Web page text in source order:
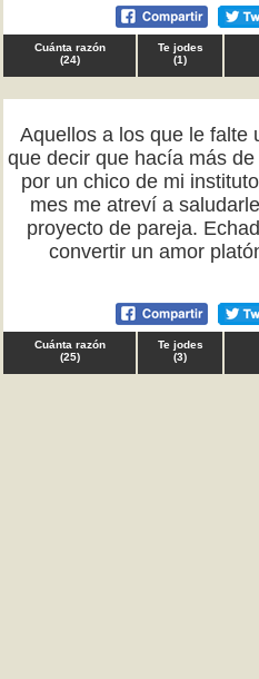
Cuánta razón
(24)
Te jodes
(1)
Aquellos a los que le falte
que decir que hacía más
por un chico de mi
mes me atreví a
proyecto de pareja.
convertir un amor
Cuánta razón
(25)
Te jodes
(3)